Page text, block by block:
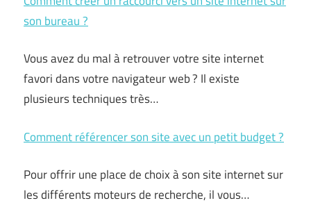
son bureau ?
Vous avez du mal à retrouver votre site internet
favori dans votre navigateur web ? Il existe
plusieurs techniques très…
Comment référencer son site avec un petit budget ?
Pour offrir une place de choix à son site internet sur
les différents moteurs de recherche, il vous…